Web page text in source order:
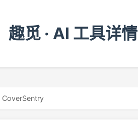
趣觅 · AI 工具详情
CoverSentry